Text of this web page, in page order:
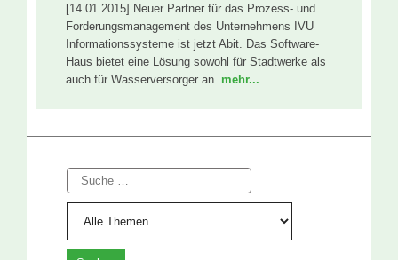
[14.01.2015] Neuer Partner für das Prozess- und
Forderungsmanagement des Unternehmens IVU
Informationssysteme ist jetzt Abit. Das Software-
Haus bietet eine Lösung sowohl für Stadtwerke als
auch für Wasserversorger an. mehr...
Suche